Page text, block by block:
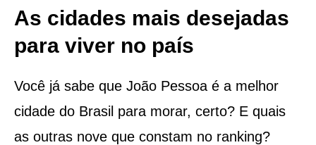
As cidades mais desejadas
para viver no país
Você já sabe que João Pessoa é a melhor
cidade do Brasil para morar, certo? E quais
as outras nove que constam no ranking?